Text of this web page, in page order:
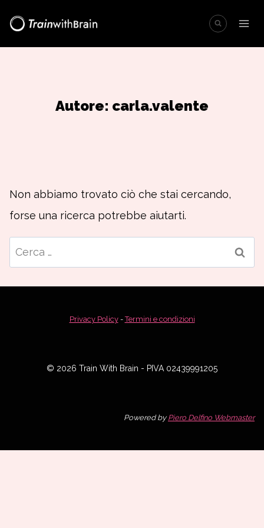
Autore: carla.valente
Non abbiamo trovato ciò che stai cercando,
forse una ricerca potrebbe aiutarti.
Ricerca
per:
Privacy Policy-Termini e condizioni
© 2026 Train With Brain - PIVA 02439991205
Powered byPiero Delfino Webmaster